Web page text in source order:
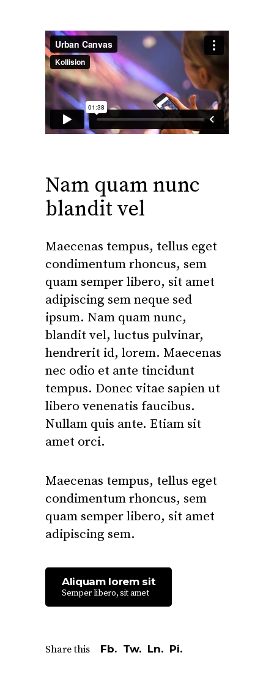
Nam quam nunc
blandit vel
Maecenas tempus, tellus eget
condimentum rhoncus, sem
quam semper libero, sit amet
adipiscing sem neque sed
ipsum. Nam quam nunc,
blandit vel, luctus pulvinar,
hendrerit id, lorem. Maecenas
nec odio et ante tincidunt
tempus. Donec vitae sapien ut
libero venenatis faucibus.
Nullam quis ante. Etiam sit
amet orci.
Maecenas tempus, tellus eget
condimentum rhoncus, sem
quam semper libero, sit amet
adipiscing sem.
Aliquam lorem sit
Semper libero, sit amet
Share this Fb. Tw. Ln. Pi.